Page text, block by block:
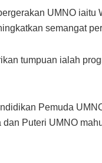
UMNO
semangat
tumpuan ialah
Pemuda
Puteri UMNO